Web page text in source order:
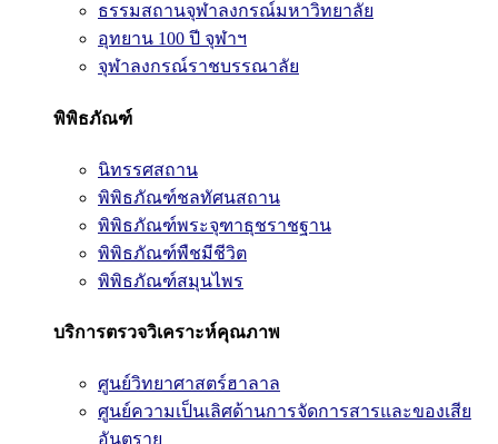
ธรรมสถานจุฬาลงกรณ์มหาวิทยาลัย
อุทยาน 100 ปี จุฬาฯ
จุฬาลงกรณ์ราชบรรณาลัย
พิพิธภัณฑ์
นิทรรศสถาน
พิพิธภัณฑ์ชลทัศนสถาน
พิพิธภัณฑ์พระจุฑาธุชราชฐาน
พิพิธภัณฑ์พืชมีชีวิต
พิพิธภัณฑ์สมุนไพร
บริการตรวจวิเคราะห์คุณภาพ
ศูนย์วิทยาศาสตร์ฮาลาล
ศูนย์ความเป็นเลิศด้านการจัดการสารและของเสีย
อันตราย